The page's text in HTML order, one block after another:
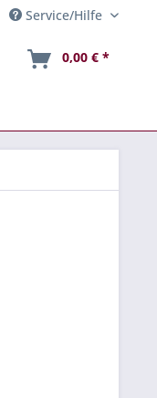
Service/Hilfe
0,00 € *